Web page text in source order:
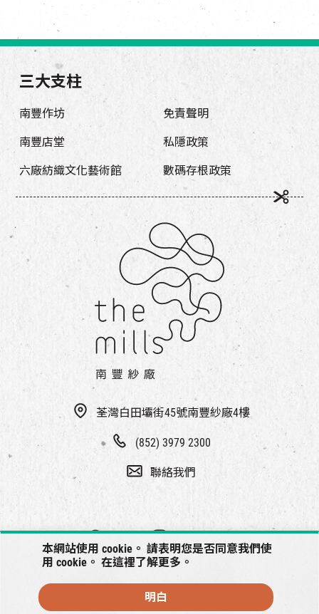
本網站使用 cookie。 請表明您是否同意我們使
用 cookie。 在這裡了解更多。
明白
荃灣白田壩街45號南豐紗廠4樓
(852) 3979 2300
聯絡我們
三大支柱
南豐作坊
南豐店堂
六廠紡織文化藝術館
免責聲明
私隱政策
數碼存根政策